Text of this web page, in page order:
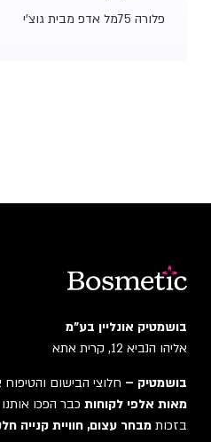
פלורה 75מל אדפ מבית גוצ'י
בושמטיק אונליין בע"מ
אליהו הנביא 12, קרית אתא
בושמטיק – חלוצי הבישום והטיפוח
מאות אלפי לקוחות כבר הפכו
בזכות מבחר עצום, חוויית קנייה